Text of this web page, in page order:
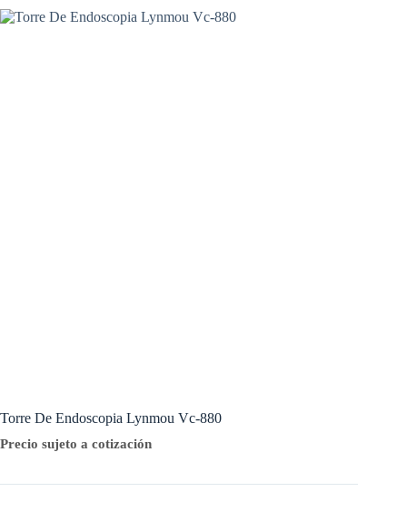
Torre De Endoscopia Lynmou Vc-880
Precio sujeto a cotización